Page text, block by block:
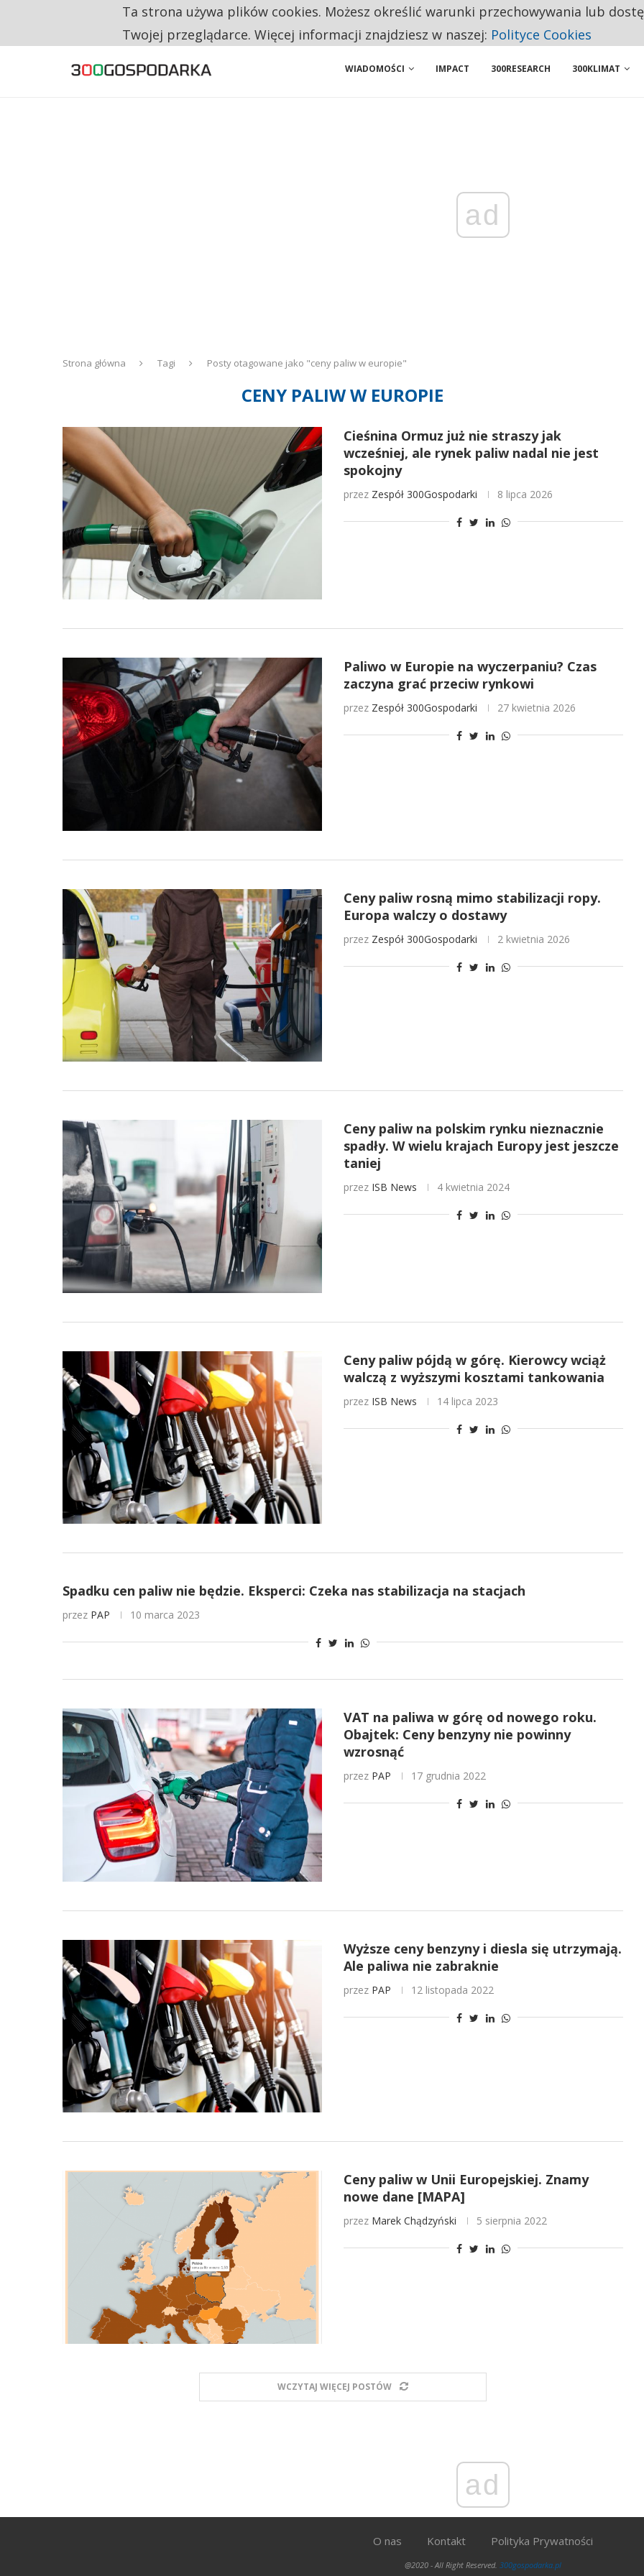
CO TRZECIĄ ZŁOTÓWKĘ Z EMERYTURY SENIORZY PRZEZNACZAJĄ NA PODSTAWOWE ZAKUPY
WIADOMOŚCI IMPACT 300RESEARCH 300KLIMAT
ad
Strona główna Tagi Posty otagowane jako "ceny paliw w europie"
CENY PALIW W EUROPIE
Cieśnina Ormuz już nie straszy jak
wcześniej, ale rynek paliw nadal nie jest
spokojny
przez Zespół 300Gospodarki 8 lipca 2026
Paliwo w Europie na wyczerpaniu? Czas
zaczyna grać przeciw rynkowi
przez Zespół 300Gospodarki 27 kwietnia 2026
Ceny paliw rosną mimo stabilizacji ropy.
Europa walczy o dostawy
przez Zespół 300Gospodarki 2 kwietnia 2026
Ceny paliw na polskim rynku nieznacznie
spadły. W wielu krajach Europy jest jeszcze
taniej
przez ISB News 4 kwietnia 2024
Ceny paliw pójdą w górę. Kierowcy wciąż
walczą z wyższymi kosztami tankowania
przez ISB News 14 lipca 2023
Spadku cen paliw nie będzie. Eksperci: Czeka nas stabilizacja na stacjach
przez PAP 10 marca 2023
VAT na paliwa w górę od nowego roku.
Obajtek: Ceny benzyny nie powinny
wzrosnąć
przez PAP 17 grudnia 2022
Wyższe ceny benzyny i diesla się utrzymają.
Ale paliwa nie zabraknie
przez PAP 12 listopada 2022
Ceny paliw w Unii Europejskiej. Znamy
nowe dane [MAPA]
przez Marek Chądzyński 5 sierpnia 2022
WCZYTAJ WIĘCEJ POSTÓW
ad
O nas Kontakt Polityka Prywatności
@2020 - All Right Reserved. 300gospodarka.pl
Ta strona używa plików cookies. Możesz określić warunki przechowywania lub
Twojej przeglądarce. Więcej informacji znajdziesz w naszej: Polityce Cookies